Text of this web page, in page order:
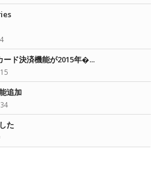
ード決済機能が2015年�...
追加
た